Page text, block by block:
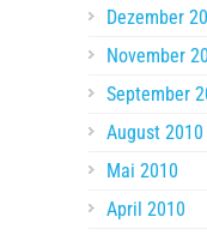
Dezember
November
September
August 2010
Mai 2010
April 2010